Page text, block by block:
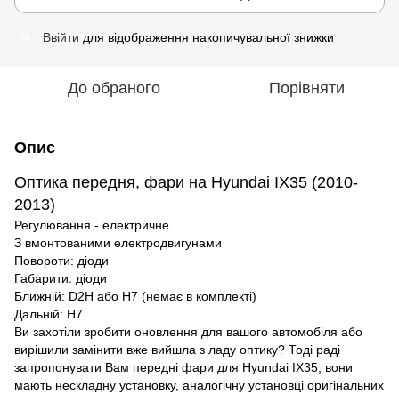
Ввійти для відображення накопичувальної знижки
До обраного Порівняти
Опис
Оптика передня, фари на Hyundai IX35 (2010-
2013)
Регулювання - електричне
З вмонтованими електродвигунами
Повороти: діоди
Габарити: діоди
Ближній: D2H або Н7 (немає в комплекті)
Дальній: Н7
Ви захотіли зробити оновлення для вашого автомобіля або
вирішили замінити вже вийшла з ладу оптику? Тоді раді
запропонувати Вам передні фари для Hyundai IX35, вони
мають нескладну установку, аналогічну установці оригінальних